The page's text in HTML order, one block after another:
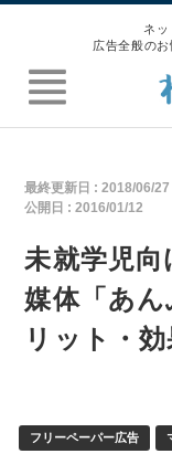
ネッ
広告全般の
最終更新日 :2018/06/27
公開日 :2016/01/12
未就学児
媒体「あ
リット・
フリーペーパー広告